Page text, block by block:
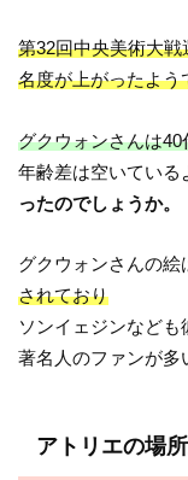
第32回中央美術大
名度が上がったよう
グクウォンさんは40
年齢差は空いている
ったのでしょうか。
グクウォンさんの絵
されており
ソンイェジンなど
著名人のファンが多
アトリエの場